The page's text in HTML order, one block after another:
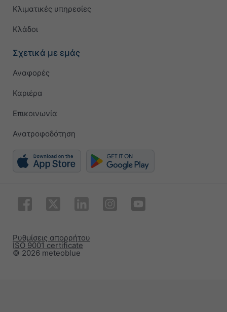
Κλιματικές υπηρεσίες
Κλάδοι
Σχετικά με εμάς
Αναφορές
Καριέρα
Επικοινωνία
Ανατροφοδότηση
© 2026 meteoblue
ISO 9001 certificate
Ρυθμίσεις απορρήτου